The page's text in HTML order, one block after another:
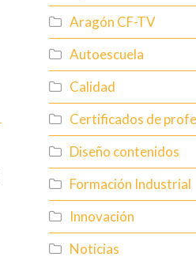
Aragón CF-TV
Autoescuela
Calidad
Certificados de
Diseño contenidos
Formación Industrial
Innovación
Noticias